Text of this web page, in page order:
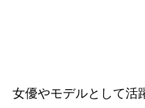
女優やモデルとして活